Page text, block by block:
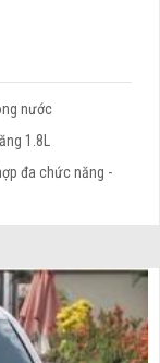
nước
1.8L
đa chức năng -